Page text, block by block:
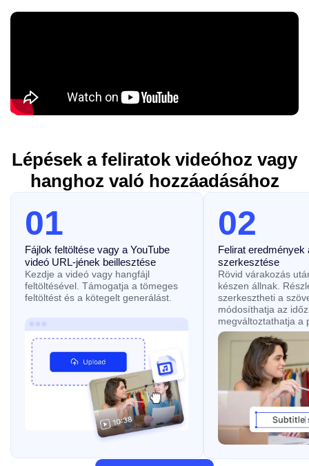
Lépések a feliratok videóhoz vagy
hanghoz való hozzáadásához
01
Fájlok feltöltése vagy a YouTube
videó URL-jének beillesztése
Kezdje a videó vagy hangfájl
feltöltésével. Támogatja a tömeges
feltöltést és a kötegelt generálást.
02
Felirat eredmények
szerkesztése
Rövid várakozás
készen állnak.
szerkesztheti a
módosíthatja az
megváltoztathatja a